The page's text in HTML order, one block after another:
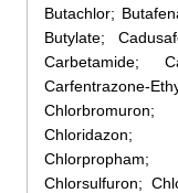
Butachlor;
Butylate;
Carbetamide;
Carfentrazone-
Chloridazon;
Chlorpropham;
Chlorsulfuron;